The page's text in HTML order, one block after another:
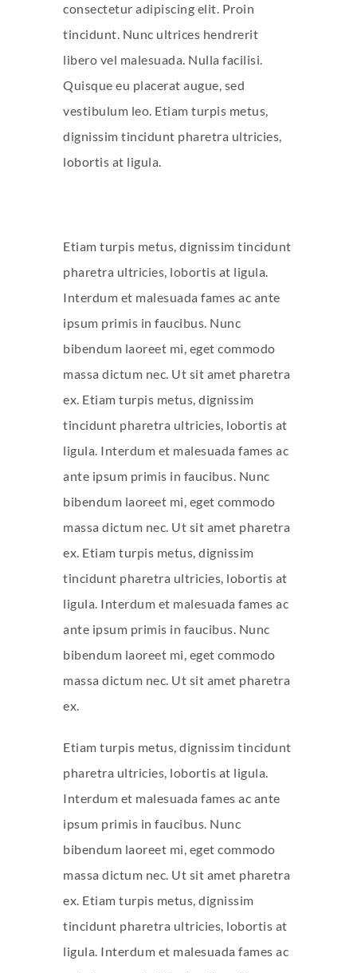
consectetur adipiscing elit. Proin
tincidunt. Nunc ultrices hendrerit
libero vel malesuada. Nulla facilisi.
Quisque eu placerat augue, sed
vestibulum leo. Etiam turpis metus,
dignissim tincidunt pharetra ultricies,
lobortis at ligula.
Etiam turpis metus, dignissim tincidunt
pharetra ultricies, lobortis at ligula.
Interdum et malesuada fames ac ante
ipsum primis in faucibus. Nunc
bibendum laoreet mi, eget commodo
massa dictum nec. Ut sit amet pharetra
ex. Etiam turpis metus, dignissim
tincidunt pharetra ultricies, lobortis at
ligula. Interdum et malesuada fames ac
ante ipsum primis in faucibus. Nunc
bibendum laoreet mi, eget commodo
massa dictum nec. Ut sit amet pharetra
ex. Etiam turpis metus, dignissim
tincidunt pharetra ultricies, lobortis at
ligula. Interdum et malesuada fames ac
ante ipsum primis in faucibus. Nunc
bibendum laoreet mi, eget commodo
massa dictum nec. Ut sit amet pharetra
ex.
Etiam turpis metus, dignissim tincidunt
pharetra ultricies, lobortis at ligula.
Interdum et malesuada fames ac ante
ipsum primis in faucibus. Nunc
bibendum laoreet mi, eget commodo
massa dictum nec. Ut sit amet pharetra
ex. Etiam turpis metus, dignissim
tincidunt pharetra ultricies, lobortis at
ligula. Interdum et malesuada fames ac